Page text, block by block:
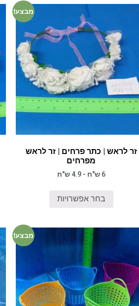
מבצע!
זר לראש | כתר פרחים | זר לראש
מפרחים
6 ש"ח - 4.9 ש"ח
בחר אפשרויות
מבצע!